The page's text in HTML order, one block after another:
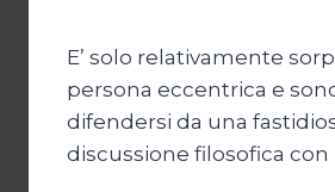
E’ solo relativamente
persona eccentrica e
difendersi da una
discussione filosofica